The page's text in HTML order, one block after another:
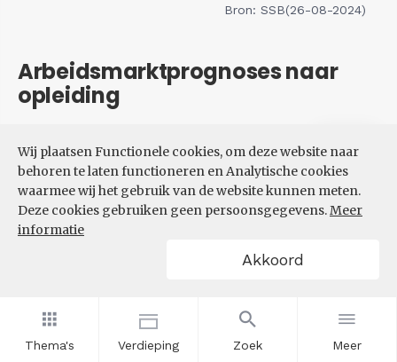
Thema's Verdieping Zoek Meer
Wij plaatsen Functionele cookies, om deze website naar
behoren te laten functioneren en Analytische cookies
waarmee wij het gebruik van de website kunnen meten.
Deze cookies gebruiken geen persoonsgegevens.Meer
informatie
Akkoord
Bron: SSB(26-08-2024)
Arbeidsmarktprognoses naar
opleiding
VERWACHTE UITBREIDINGS-
EN VERVANGINGSVRAAG NAAR
OPLEIDINGSNIVEAU
Filters